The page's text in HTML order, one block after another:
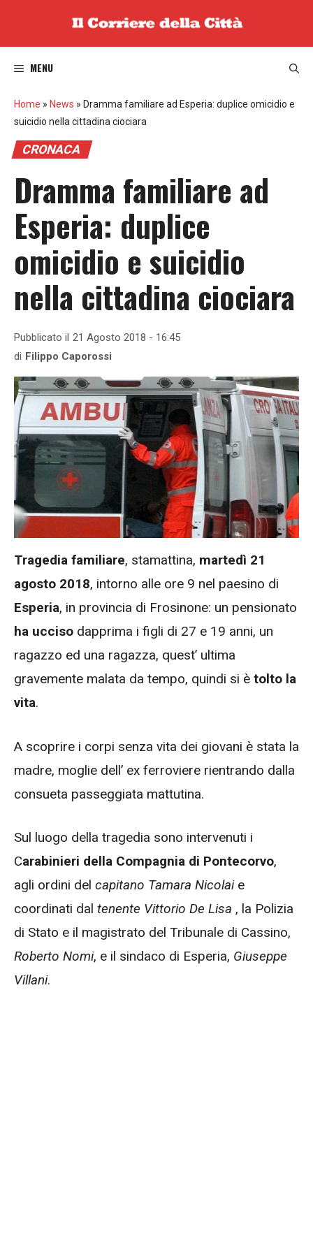
MENU
Home » News » Dramma familiare ad Esperia: duplice omicidio e
suicidio nella cittadina ciociara
CRONACA
Dramma familiare ad
Esperia: duplice
omicidio e suicidio
nella cittadina ciociara
Pubblicato il 21 Agosto 2018 - 16:45
di Filippo Caporossi
Tragedia familiare, stamattina, martedì 21
agosto 2018, intorno alle ore 9 nel paesino di
Esperia, in provincia di Frosinone: un pensionato
ha ucciso dapprima i figli di 27 e 19 anni, un
ragazzo ed una ragazza, quest’ ultima
gravemente malata da tempo, quindi si è tolto la
vita.
A scoprire i corpi senza vita dei giovani è stata la
madre, moglie dell’ ex ferroviere rientrando dalla
consueta passeggiata mattutina.
Sul luogo della tragedia sono intervenuti i
Carabinieri della Compagnia di Pontecorvo,
agli ordini del capitano Tamara Nicolaie
coordinati dal tenente Vittorio De Lisa , la Polizia
di Stato e il magistrato del Tribunale di Cassino,
Roberto Nomi, e il sindaco di Esperia, Giuseppe
Villani.